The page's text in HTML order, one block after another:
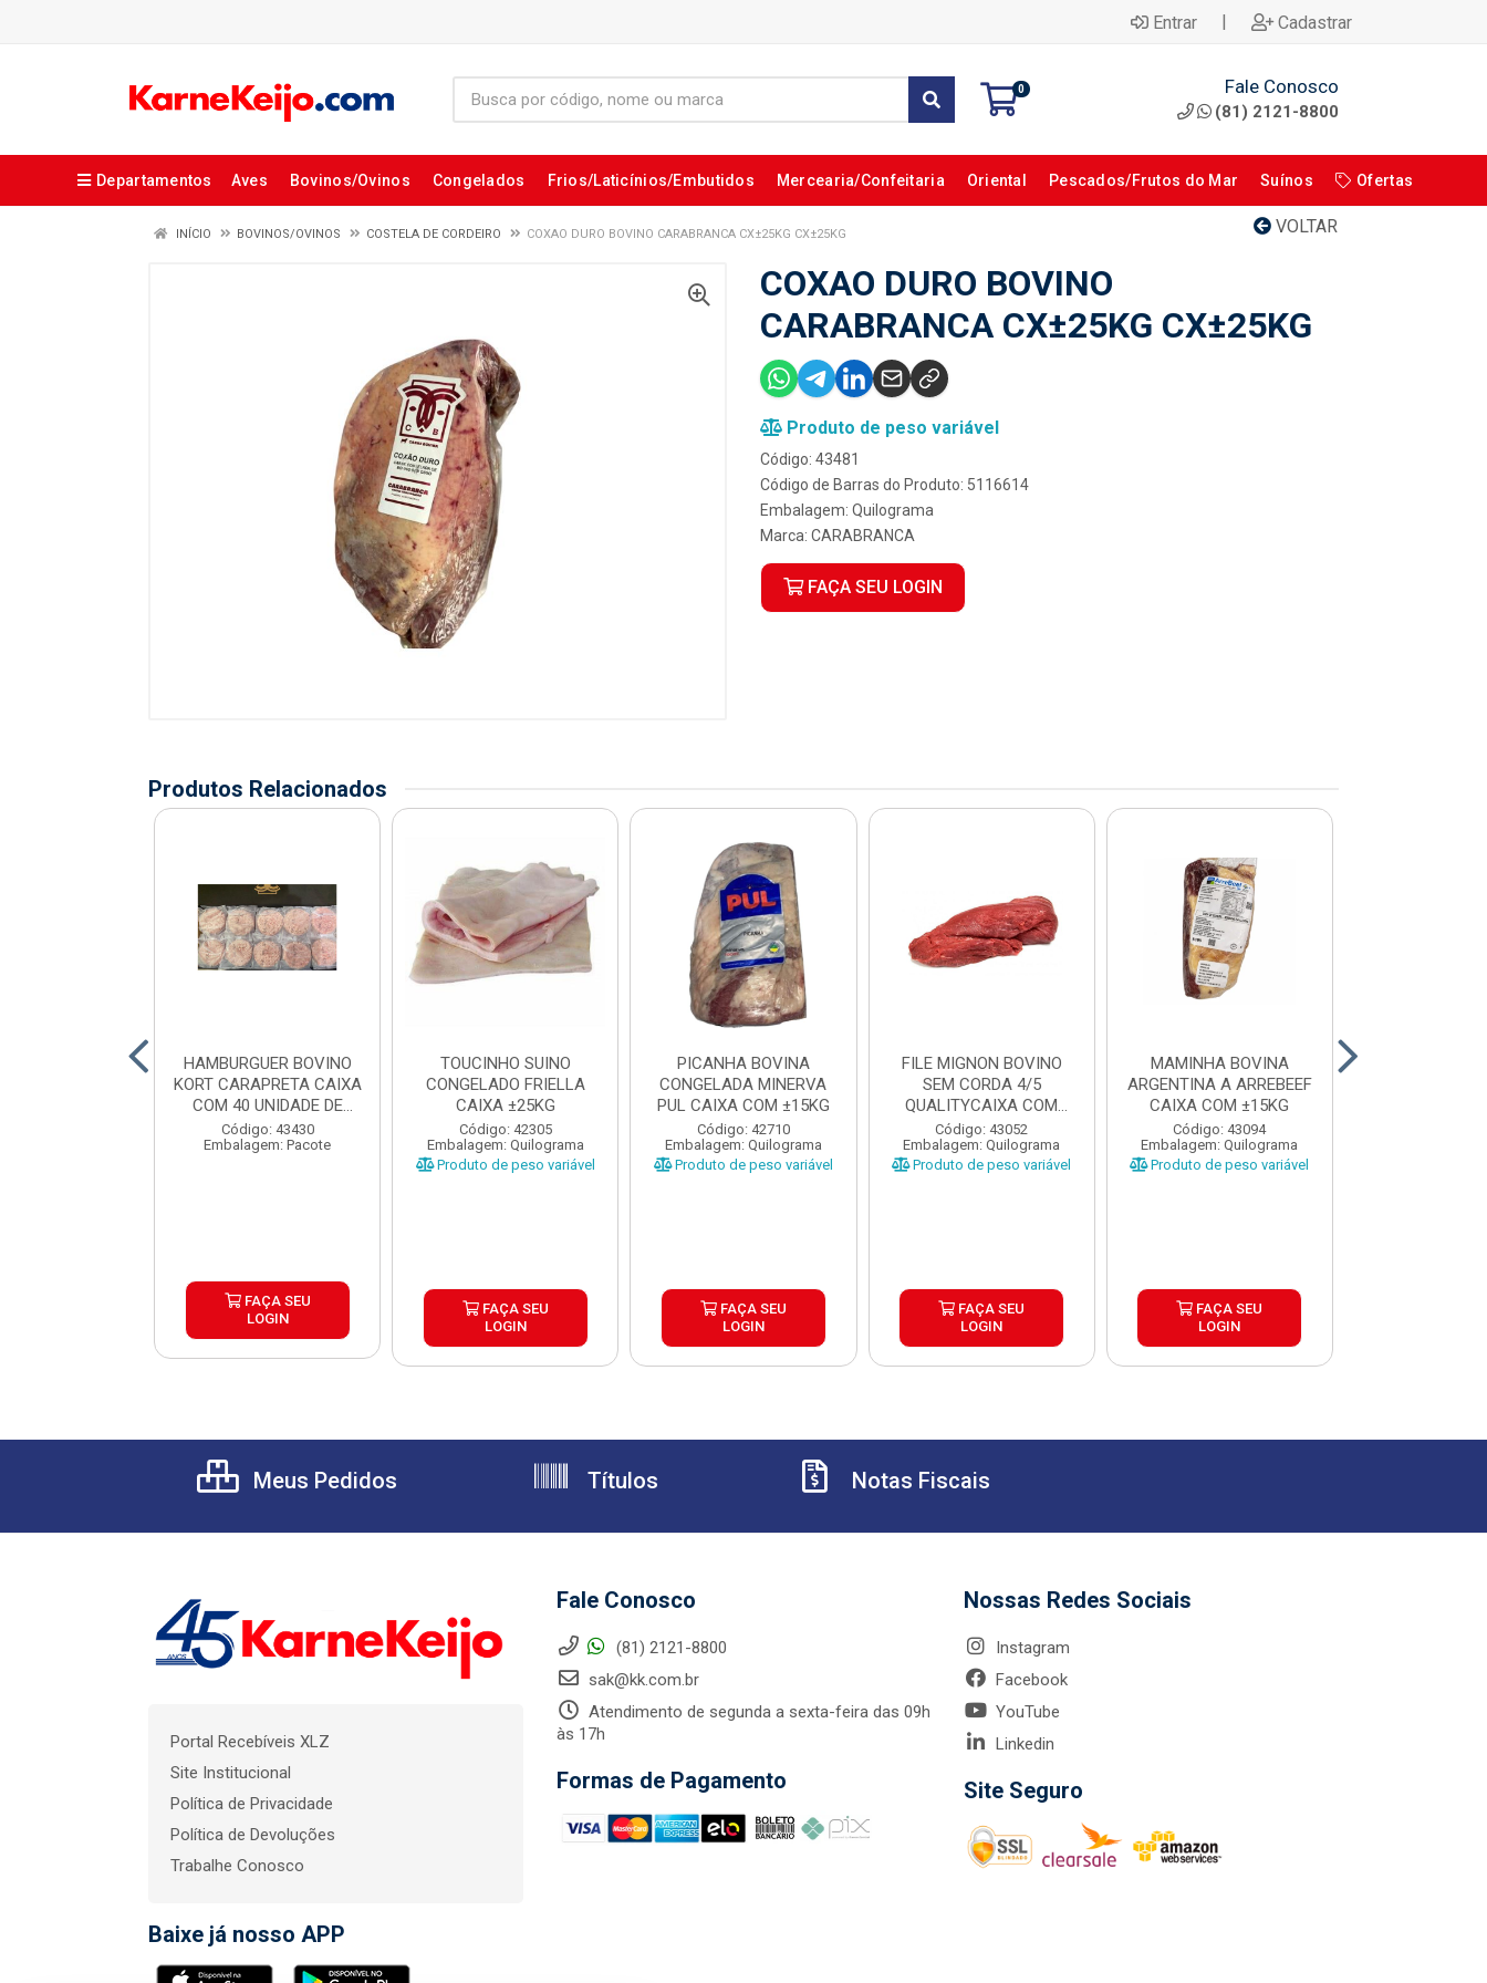
Entrar | Cadastrar
0 Fale Conosco
(81) 2121-8800
Departamentos Aves Bovinos/Ovinos Congelados Frios/Laticínios/Embutidos Mercearia/Confeitaria Oriental Pescados/Frutos do Mar Suínos Ofertas
VOLTAR
INÍCIO BOVINOS/OVINOS COSTELA DE CORDEIRO COXAO DURO BOVINO CARABRANCA CX±25KG CX±25KG
COXAO DURO BOVINO
CARABRANCA CX±25KG CX±25KG
Produto de peso variável
Código: 43481
Código de Barras do Produto: 5116614
Embalagem: Quilograma
Marca: CARABRANCA
FAÇA SEU LOGIN
Produtos Relacionados
HAMBURGUER BOVINO
KORT CARAPRETA CAIXA
COM 40 UNIDADE DE
180...
Código: 43430
Embalagem: Pacote
FAÇA SEU
LOGIN
TOUCINHO SUINO
CONGELADO FRIELLA
CAIXA ±25KG
Código: 42305
Embalagem: Quilograma
Produto de peso variável
FAÇA SEU
LOGIN
PICANHA BOVINA
CONGELADA MINERVA
PUL CAIXA COM ±15KG
Código: 42710
Embalagem: Quilograma
Produto de peso variável
FAÇA SEU
LOGIN
FILE MIGNON BOVINO
SEM CORDA 4/5
QUALITYCAIXA COM
±25KG
Código: 43052
Embalagem: Quilograma
Produto de peso variável
FAÇA SEU
LOGIN
MAMINHA BOVINA
ARGENTINA A ARREBEEF
CAIXA COM ±15KG
Código: 43094
Embalagem: Quilograma
Produto de peso variável
FAÇA SEU
LOGIN
Meus Pedidos Títulos Notas Fiscais
Portal Recebíveis XLZ
Site Institucional
Política de Privacidade
Política de Devoluções
Trabalhe Conosco
Baixe já nosso APP
Fale Conosco
(81) 2121-8800
sak@kk.com.br
Atendimento de segunda a sexta-feira das 09h
às 17h
Formas de Pagamento
Nossas Redes Sociais
Instagram
Facebook
YouTube
Linkedin
Site Seguro